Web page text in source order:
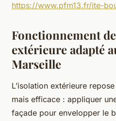
https://www.pfm13.fr/ite-
Fonctionnement
extérieure adapté
Marseille
L’isolation extérieure
mais efficace : appliquer
façade pour envelopper le